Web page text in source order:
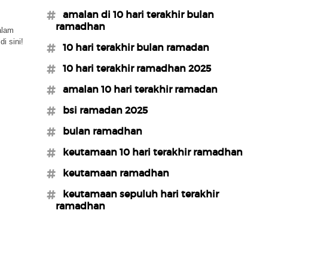
sini!
#amalan di 10 hari terakhir bulan
ramadhan
#10 hari terakhir bulan ramadan
#10 hari terakhir ramadhan 2025
#amalan 10 hari terakhir ramadan
#bsi ramadan 2025
#bulan ramadhan
#keutamaan 10 hari terakhir ramadhan
#keutamaan ramadhan
#keutamaan sepuluh hari terakhir
ramadhan